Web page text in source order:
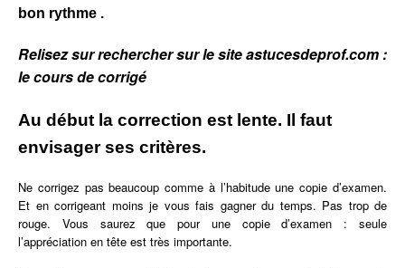
bon rythme .
Relisez sur rechercher sur le site astucesdeprof.com :
le cours de corrigé
Au début la correction est lente. Il faut
envisager ses critères.
Ne corrigez pas beaucoup comme à l’habitude une copie d’examen.
Et en corrigeant moins je vous fais gagner du temps. Pas trop de
rouge. Vous saurez que pour une copie d’examen : seule
l’appréciation en tête est très importante.